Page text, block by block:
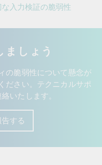
入力検証の脆弱性
ましょう
の脆弱性について懸念が
ださい。テクニカルサポ
いたします。
告する